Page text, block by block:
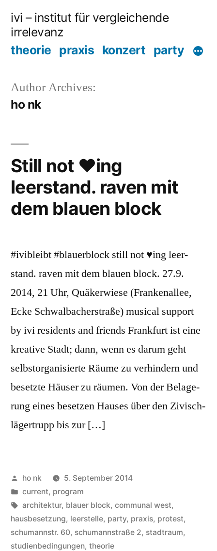
content
ivi – institut für vergleichende
irrelevanz
theorie praxis konzert party
Author Archives:
ho nk
Still not ♥ing
leerstand. raven mit
dem blauen block
#ivibleibt #blauerblock still not ♥ing leer­
stand. raven mit dem blau­en block. 27.​9.​
2014, 21 Uhr, Quä­ker­wie­se (Fran­ken­al­lee,
Ecke Schwal­ba­cher­stra­ße) mu­si­cal sup­port
by ivi re­si­dents and fri­ends Frank­furt ist eine
krea­ti­ve Stadt; dann, wenn es darum geht
selbst­or­ga­ni­sier­te Räume zu ver­hin­dern und
be­setz­te Häu­ser zu räu­men. Von der Be­la­ge­
rung eines be­set­zen Hau­ses über den Zi­visch­
lä­ger­trupp bis zur […]
Posted
by
ho nk
5. September 2014
Posted
in
current, program
Tags:
architektur, blauer block, communal west,
hausbesetzung, leerstelle, party, praxis, protest,
schumannstr. 60, schumannstraße 2, stadtraum,
studienbedingungen, theorie